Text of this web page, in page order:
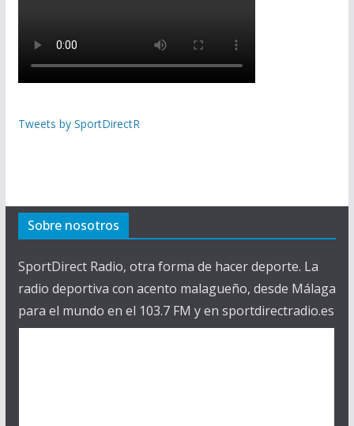
Tweets by SportDirectR
Sobre nosotros
SportDirect Radio, otra forma de hacer deporte. La
radio deportiva con acento malagueño, desde Málaga
para el mundo en el 103.7 FM y en sportdirectradio.es